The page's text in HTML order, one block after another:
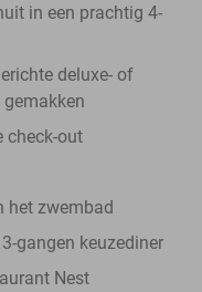
in een prachtig 4-
deluxe- of
check-out
het zwembad
gangen keuzediner
Nest